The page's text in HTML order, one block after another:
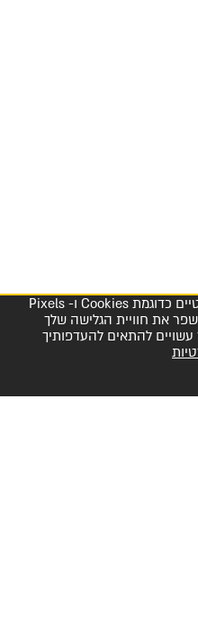
אנו עושים שימוש בכלי ניטור אוטומטיים כדוגמת Cookies ו- Pixels
את חוויית הגלישה שלך
להתאים להעדפותיך